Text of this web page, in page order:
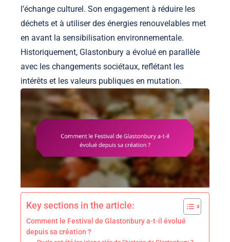
l’échange culturel. Son engagement à réduire les
déchets et à utiliser des énergies renouvelables met
en avant la sensibilisation environnementale.
Historiquement, Glastonbury a évolué en parallèle
avec les changements sociétaux, reflétant les
intérêts et les valeurs publiques en mutation.
Key sections in the article:
Comment le Festival de Glastonbury a-t-il évolué
depuis sa création ?